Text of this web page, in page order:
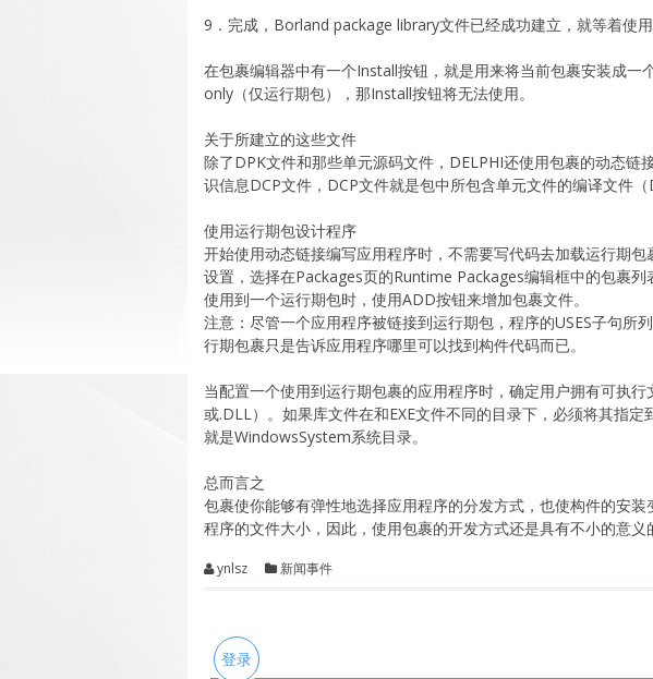
9．完成，Borland package library文件已经成功建立，就等着使用
在包裹编辑器中有一个Install按钮，就是用来将当前包裹安装成一
only（仅运行期包），那Install按钮将无法使用。
关于所建立的这些文件
除了DPK文件和那些单元源码文件，DELPHI还使用包裹的动态链
识信息DCP文件，DCP文件就是包中所包含单元文件的编译文件（
使用运行期包设计程序
开始使用动态链接编写应用程序时，不需要写代码去加载运行期
设置，选择在Packages页的Runtime Packages编辑框中的包裹
使用到一个运行期包时，使用ADD按钮来增加包裹文件。
注意：尽管一个应用程序被链接到运行期包，程序的USES子句所
行期包裹只是告诉应用程序哪里可以找到构件代码而已。
当配置一个使用到运行期包裹的应用程序时，确定用户拥有可执
或.DLL）。如果库文件在和EXE文件不同的目录下，必须将其指
就是WindowsSystem系统目录。
总而言之
包裹使你能够有弹性地选择应用程序的分发方式，也使构件的安
程序的文件大小，因此，使用包裹的开发方式还是具有不小的意义
ynlsz 新闻事件
登录